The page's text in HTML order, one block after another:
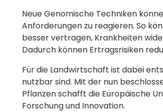
Neue Genomische Techniken
Anforderungen zu reagieren. So
besser vertragen, Krankheiten
Dadurch können Ertragsrisiken
Für die Landwirtschaft ist dabei
nutzbar sind. Mit der nun
Pflanzen schafft die Europäische
Forschung und Innovation.